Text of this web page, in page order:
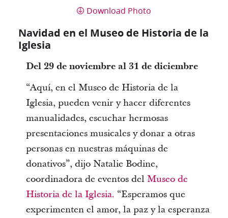
Download Photo
Navidad en el Museo de Historia de la
Iglesia
Del 29 de noviembre al 31 de diciembre
“Aquí, en el Museo de Historia de la
Iglesia, pueden venir y hacer diferentes
manualidades, escuchar hermosas
presentaciones musicales y donar a otras
personas en nuestras máquinas de
donativos”, dijo Natalie Bodine,
coordinadora de eventos del Museo de
Historia de la Iglesia. “Esperamos que
experimenten el amor, la paz y la esperanza